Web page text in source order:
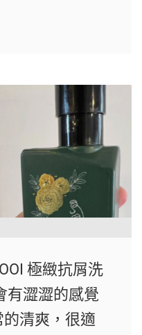
極緻抗屑洗
有澀澀的感覺
清爽，很適